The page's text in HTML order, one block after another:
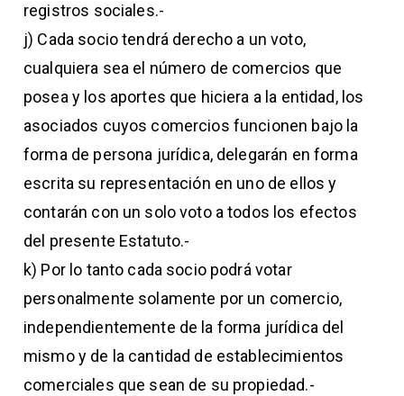
registros sociales.-
j) Cada socio tendrá derecho a un voto,
cualquiera sea el número de comercios que
posea y los aportes que hiciera a la entidad, los
asociados cuyos comercios funcionen bajo la
forma de persona jurídica, delegarán en forma
escrita su representación en uno de ellos y
contarán con un solo voto a todos los efectos
del presente Estatuto.-
k) Por lo tanto cada socio podrá votar
personalmente solamente por un comercio,
independientemente de la forma jurídica del
mismo y de la cantidad de establecimientos
comerciales que sean de su propiedad.-